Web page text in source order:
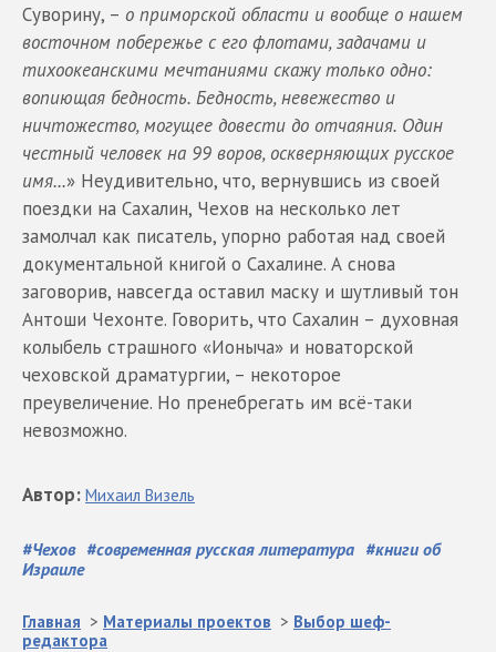
Суворину, – о приморской области и вообще о нашем
восточном побережье с его флотами, задачами и
тихоокеанскими мечтаниями скажу только одно:
вопиющая бедность. Бедность, невежество и
ничтожество, могущее довести до отчаяния. Один
честный человек на 99 воров, оскверняющих русское
имя...» Неудивительно, что, вернувшись из своей
поездки на Сахалин, Чехов на несколько лет
замолчал как писатель, упорно работая над своей
документальной книгой о Сахалине. А снова
заговорив, навсегда оставил маску и шутливый тон
Антоши Чехонте. Говорить, что Сахалин – духовная
колыбель страшного «Ионыча» и новаторской
чеховской драматургии, – некоторое
преувеличение. Но пренебрегать им всё-таки
невозможно.
#Чехов #современная русская литература #книги об
Израиле
Автор: Михаил Визель
Главная > Материалы проектов > Выбор шеф-
редактора